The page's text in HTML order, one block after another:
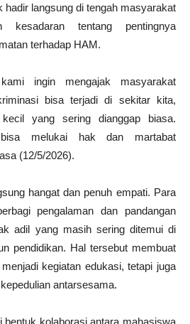
hadir langsung di tengah masyarakat
kesadaran tentang pentingnya
terhadap HAM.
ingin mengajak masyarakat
bisa terjadi di sekitar kita,
yang sering dianggap biasa.
bisa melukai hak dan martabat
(12/5/2026).
hangat dan penuh empati. Para
pengalaman dan pandangan
adil yang masih sering ditemui di
pendidikan. Hal tersebut membuat
kegiatan edukasi, tetapi juga
antarsesama.
bentuk kolaborasi antara mahasiswa